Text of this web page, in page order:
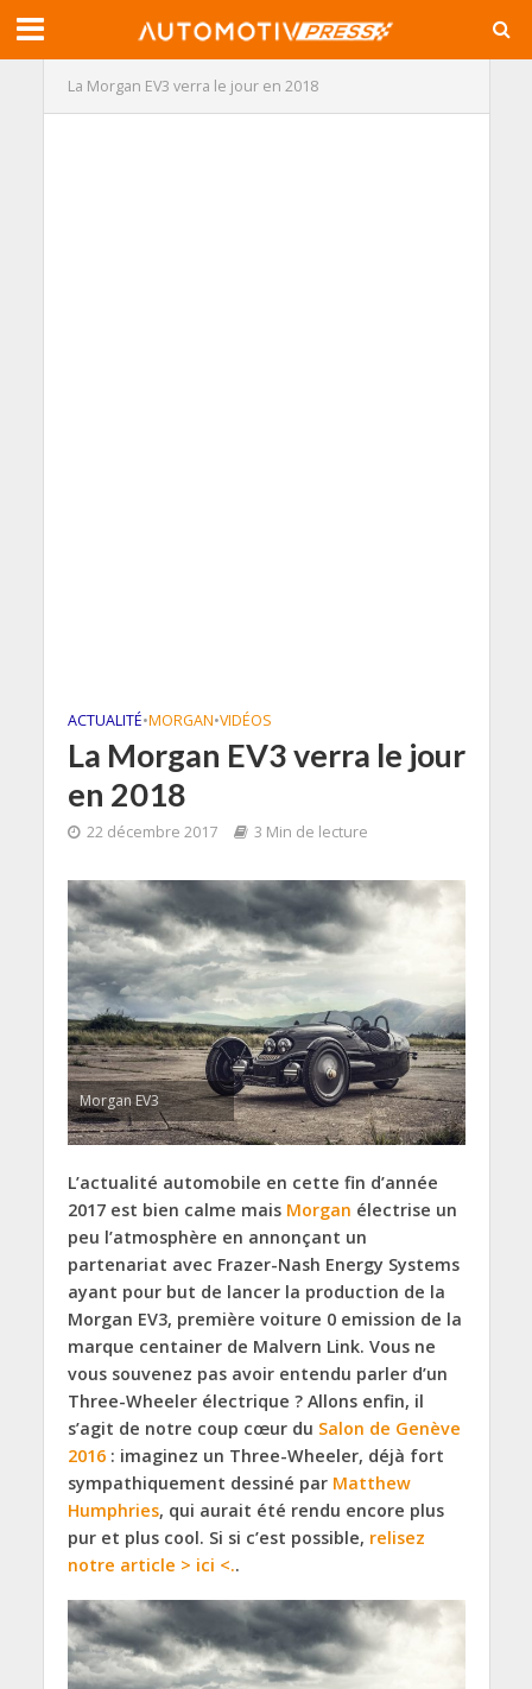
La Morgan EV3 verra le jour en 2018
ACTUALITÉ•MORGAN•VIDÉOS
La Morgan EV3 verra le jour
en 2018
22 décembre 2017 3 Min de lecture
Morgan EV3
L’actualité automobile en cette fin d’année
2017 est bien calme mais Morgan électrise un
peu l’atmosphère en annonçant un
partenariat avec Frazer-Nash Energy Systems
ayant pour but de lancer la production de la
Morgan EV3, première voiture 0 emission de la
marque centainer de Malvern Link. Vous ne
vous souvenez pas avoir entendu parler d’un
Three-Wheeler électrique ? Allons enfin, il
s’agit de notre coup cœur du Salon de Genève
2016: imaginez un Three-Wheeler, déjà fort
sympathiquement dessiné par Matthew
Humphries, qui aurait été rendu encore plus
pur et plus cool. Si si c’est possible, relisez
notre article > ici <..